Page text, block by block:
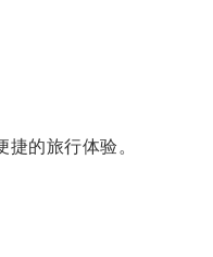
的旅行体验。